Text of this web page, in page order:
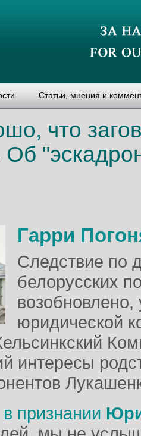
Статьи, мнения и
что
Об
Гарри
Следствие по
белорусских
возобновлено,
юридической
интересы
в признании